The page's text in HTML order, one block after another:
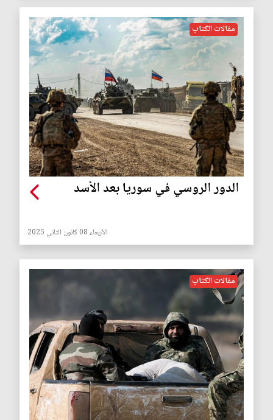
مقالات الكتاب
الدور الروسي في سوريا بعد الأسد
الأربعاء 08 كانون الثاني 2025
مقالات الكتاب